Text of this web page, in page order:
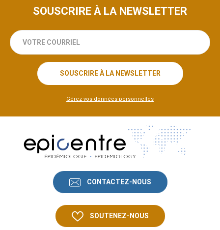
SOUSCRIRE À LA NEWSLETTER
SOUSCRIRE À LA NEWSLETTER
Gérez vos données personnelles
CONTACTEZ-NOUS
SOUTENEZ-NOUS